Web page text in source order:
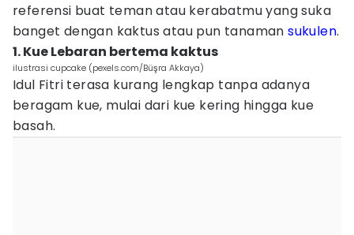
referensi buat teman atau kerabatmu yang suka
banget dengan kaktus atau pun tanamansukulen.
1. Kue Lebaran bertema kaktus
ilustrasi cupcake (pexels.com/Büşra Akkaya)
Idul Fitri terasa kurang lengkap tanpa adanya
beragam kue, mulai dari kue kering hingga kue
basah.